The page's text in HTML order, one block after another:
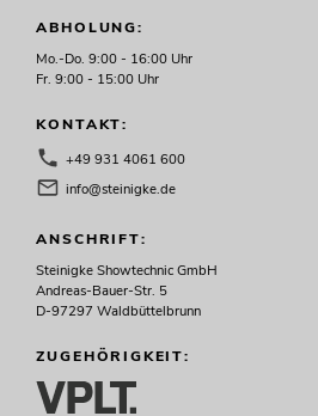
EUROLITE Set LED KLS Laser Bar FX-
Lichtset weiß + BPS-2
No. 20000920
Bestand reicht ca. 12 Wo.
ABHOLUNG:
Mo.-Do. 9:00 - 16:00 Uhr
Fr. 9:00 - 15:00 Uhr
KONTAKT:
+49 931 4061 600
info@steinigke.de
ANSCHRIFT:
Steinigke Showtechnic GmbH
Andreas-Bauer-Str. 5
D-97297 Waldbüttelbrunn
ZUGEHÖRIGKEIT: